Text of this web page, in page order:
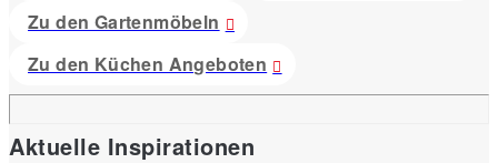
Zu den Gartenmöbeln
Zu den Küchen Angeboten
Aktuelle Inspirationen